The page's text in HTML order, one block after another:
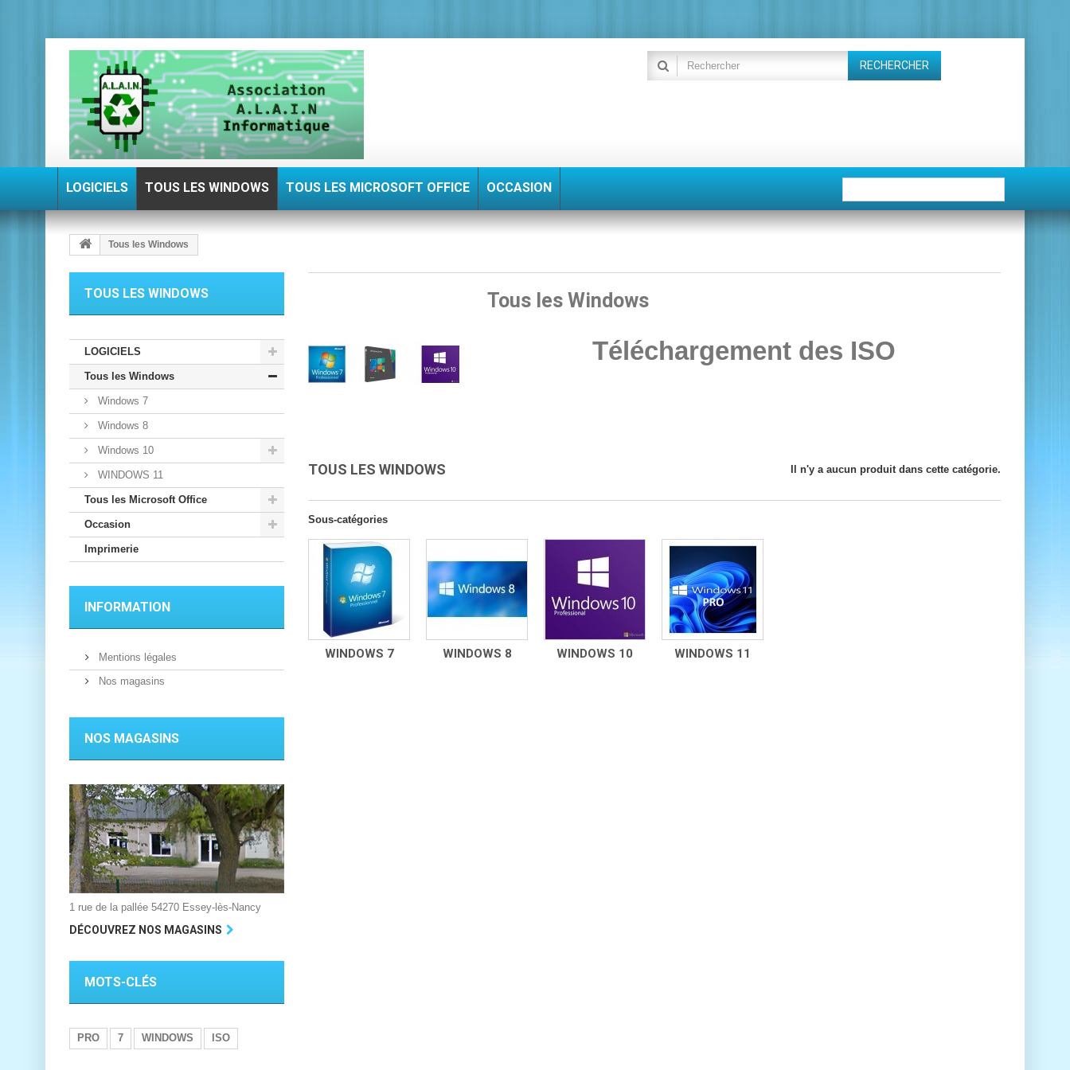
RECHERCHER
LOGICIELS TOUS LES WINDOWS TOUS LES MICROSOFT OFFICE OCCASION
Tous les Windows
TOUS LES WINDOWS
LOGICIELS
Tous les Windows
Windows 7
Windows 8
Windows 10
WINDOWS 11
Tous les Microsoft Office
Occasion
Imprimerie
INFORMATION
Mentions légales
Nos magasins
NOS MAGASINS
1 rue de la pallée 54270 Essey-lès-Nancy
DÉCOUVREZ NOS MAGASINS
MOTS-CLÉS
PRO 7 WINDOWS ISO
Tous les Windows
Téléchargement des ISO
TOUS LES WINDOWS Il n'y a aucun produit dans cette catégorie.
Sous-catégories
WINDOWS 7 WINDOWS 8 WINDOWS 10 WINDOWS 11